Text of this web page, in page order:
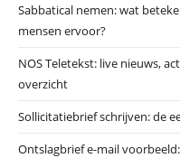
Sabbatical nemen: wat
mensen ervoor?
NOS Teletekst: live nieuws,
overzicht
Sollicitatiebrief schrijven: de
Ontslagbrief e-mail